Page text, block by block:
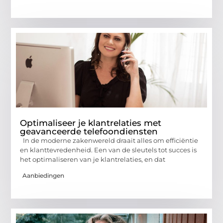
Optimaliseer je klantrelaties met
geavanceerde telefoondiensten
In de moderne zakenwereld draait alles om efficiëntie
en klanttevredenheid. Een van de sleutels tot succes is
het optimaliseren van je klantrelaties, en dat
Aanbiedingen